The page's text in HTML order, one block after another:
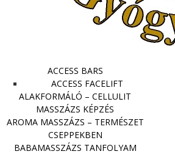
KÉPZÉSI SZERZŐDÉS
MASSZÁZS KÉPZÉSEK
ACCESS BARS
ACCESS FACELIFT
ALAKFORMÁLÓ – CELLULIT
MASSZÁZS KÉPZÉS
AROMA MASSZÁZS – TERMÉSZET
CSEPPEKBEN
BABAMASSZÁZS TANFOLYAM